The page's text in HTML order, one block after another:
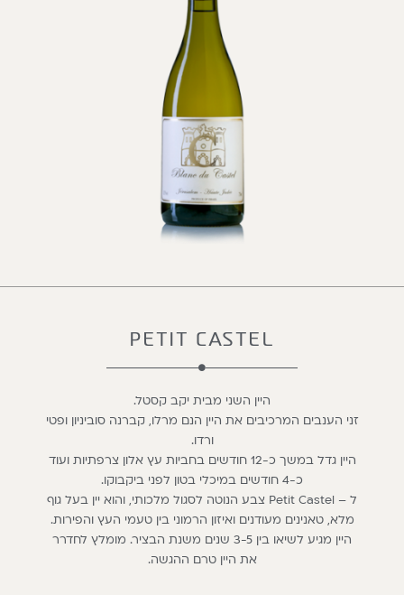
PETIT CASTEL
היין השני מבית יקב קסטל.
זני הענבים המרכיבים את היין הנם מרלו, קברנה סוביניון ופטי
ורדו.
היין גדל במשך כ-12 חודשים בחביות עץ אלון צרפתיות ועוד
כ-4 חודשים במיכלי בטון לפני ביקבוקו.
ל – Petit Castel צבע הנוטה לסגול מלכותי, והוא יין בעל גוף
מלא, טאנינים מעודנים ואיזון הרמוני בין טעמי העץ והפירות.
היין מגיע לשיאו בין 3-5 שנים משנת הבציר. מומלץ לחדרר
את היין טרם ההגשה.